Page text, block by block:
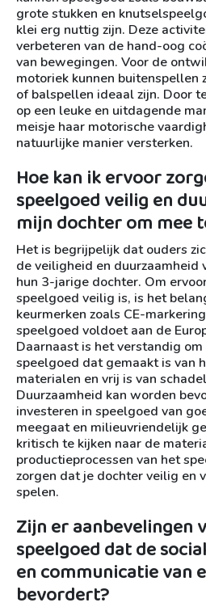
grote stukken en
klei erg nuttig zijn. Deze
verbeteren van de hand-oog
van bewegingen. Voor de
motoriek kunnen buitenspellen
of balspellen ideaal zijn. Door
op een leuke en uitdagende
meisje haar motorische
natuurlijke manier versterken.
Hoe kan ik ervoor
speelgoed veilig en
mijn dochter om mee
Het is begrijpelijk dat ouders
de veiligheid en duurzaamheid
hun 3-jarige dochter. Om
speelgoed veilig is, is het
keurmerken zoals CE-
speelgoed voldoet aan de
Daarnaast is het verstandig om
speelgoed dat gemaakt is van
materialen en vrij is van
Duurzaamheid kan worden
investeren in speelgoed van
meegaat en milieuvriendelijk
kritisch te kijken naar de
productieprocessen van het
zorgen dat je dochter veilig en
spelen.
Zijn er
speelgoed dat de
en communicatie van
bevordert?